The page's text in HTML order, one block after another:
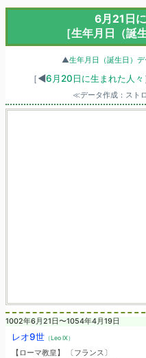
6月21日
［生年月日（誕
▲生年月日（誕生日）
［◀6月20日に生まれた人々
≪データ作成：スト
1002年6月21日〜1054年4月19日
レオ9世（Leo IX）
【ローマ教皇】 〔フランス〕